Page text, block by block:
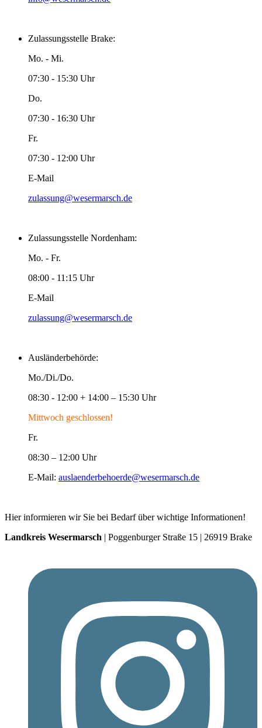
Zulassungsstelle Brake:
Mo. - Mi.
07:30 - 15:30 Uhr
Do.
07:30 - 16:30 Uhr
Fr.
07:30 - 12:00 Uhr
E-Mail
zulassung@wesermarsch.de
Zulassungsstelle Nordenham:
Mo. - Fr.
08:00 - 11:15 Uhr
E-Mail
zulassung@wesermarsch.de
Ausländerbehörde:
Mo./Di./Do.
08:30 - 12:00 + 14:00 – 15:30 Uhr
Mittwoch geschlossen!
Fr.
08:30 – 12:00 Uhr
E-Mail: auslaenderbehoerde@wesermarsch.de
Hier informieren wir Sie bei Bedarf über wichtige Informationen!
Landkreis Wesermarsch | Poggenburger Straße 15 | 26919 Brake